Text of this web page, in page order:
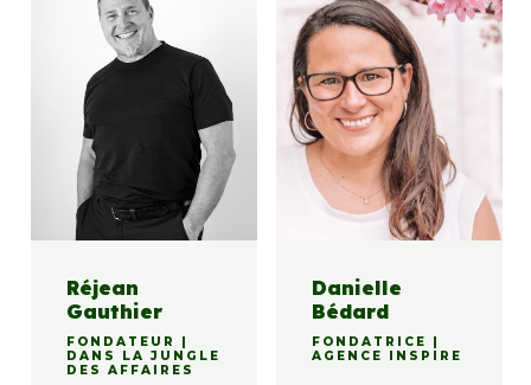
Réjean
Gauthier
FONDATEUR |
DANS LA JUNGLE
DES AFFAIRES
Danielle
Bédard
FONDATRICE |
AGENCE INSPIRE